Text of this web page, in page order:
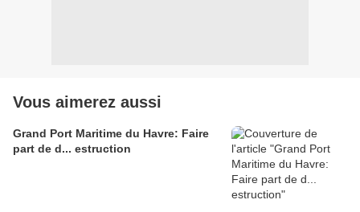
Vous aimerez aussi
Grand Port Maritime du Havre: Faire
part de d... estruction